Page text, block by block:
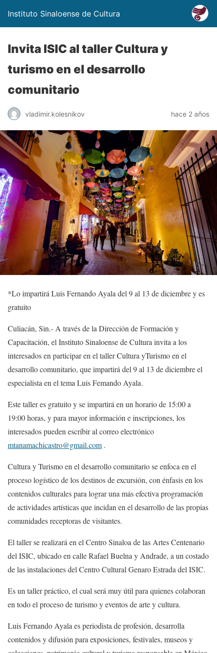
Instituto Sinaloense de Cultura
Invita ISIC al taller Cultura y
turismo en el desarrollo
comunitario
vladimir.kolesnikov hace 2 años
*Lo impartirá Luis Fernando Ayala del 9 al 13 de diciembre y es
gratuito
Culiacán, Sin.-A través de la Dirección de Formación y
Capacitación, el Instituto Sinaloense de Cultura invita a los
interesados en participaren el tallerCulturayTurismo en el
desarrollo comunitario, que impartirá del 9 al 13 de diciembre el
especialista en el tema Luis Femando Ayala.
Este taller es gratuito y se impartirá en un horario de 15:00 a
19:00 horas, y para mayor información e inscripciones, los
interesados pueden escribir al correo electrónico
mtanamachicastro@gmail.com .
Cultura y Turismo en el desarrollo comunitariose enfoca en el
proceso logístico de los destinos de excursión, con énfasis en los
contenidos culturales para lograr una más efectiva programación
de actividades artísticas que incidan en el desarrollo de las propias
comunidades receptoras de visitantes.
El taller se realizará en el Centro Sinaloa de las ArtesCentenario
del ISIC, ubicado en calle Rafael BuelnayAndrade, a un costado
delas instalaciones del Centro Cultural Genaro Estrada del ISIC.
Es un taller práctico, el cual será muy útil para quienes colaboran
en todo el proceso de turismo y eventos de arte y cultura.
Luis Fernando Ayalaes periodista de profesión, desarrolla
contenidos y difusión para exposiciones, festivales, museos y